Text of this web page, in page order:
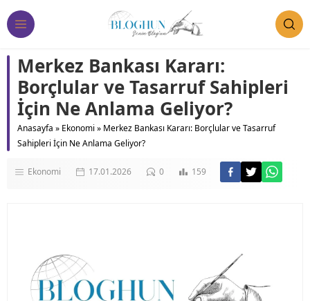
Merkez Bankası Kararı:
Borçlular ve Tasarruf Sahipleri
İçin Ne Anlama Geliyor?
Anasayfa » Ekonomi » Merkez Bankası Kararı: Borçlular ve Tasarruf
Sahipleri İçin Ne Anlama Geliyor?
Ekonomi 17.01.2026 0 159